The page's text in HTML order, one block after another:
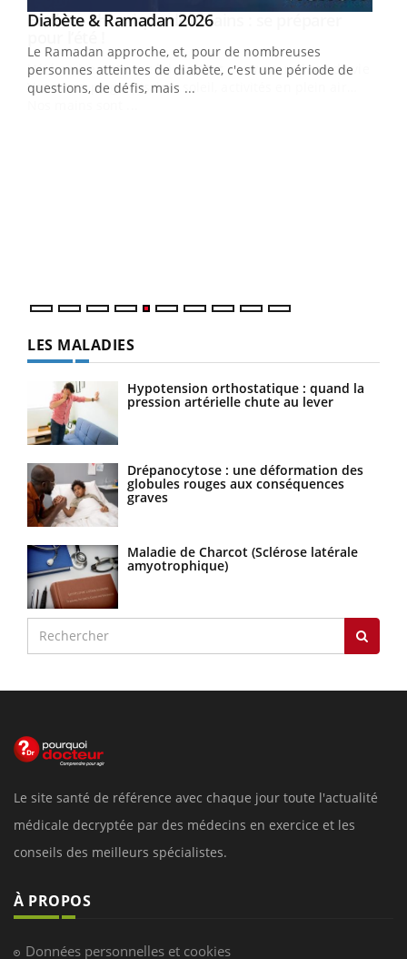
Youtube
Diabète & Ramadan 2026Youtube
Le Ramadan approche, et, pour de nombreuses
personnes atteintes de diabète, c'est une période de
questions, de défis, mais ...
LES MALADIES
Hypotension orthostatique : quand la
pression artérielle chute au lever
Drépanocytose : une déformation des
globules rouges aux conséquences
graves
Maladie de Charcot (Sclérose latérale
amyotrophique)
Le site santé de référence avec chaque jour toute l'actualité
médicale decryptée par des médecins en exercice et les
conseils des meilleurs spécialistes.
À PROPOS
Données personnelles et cookies